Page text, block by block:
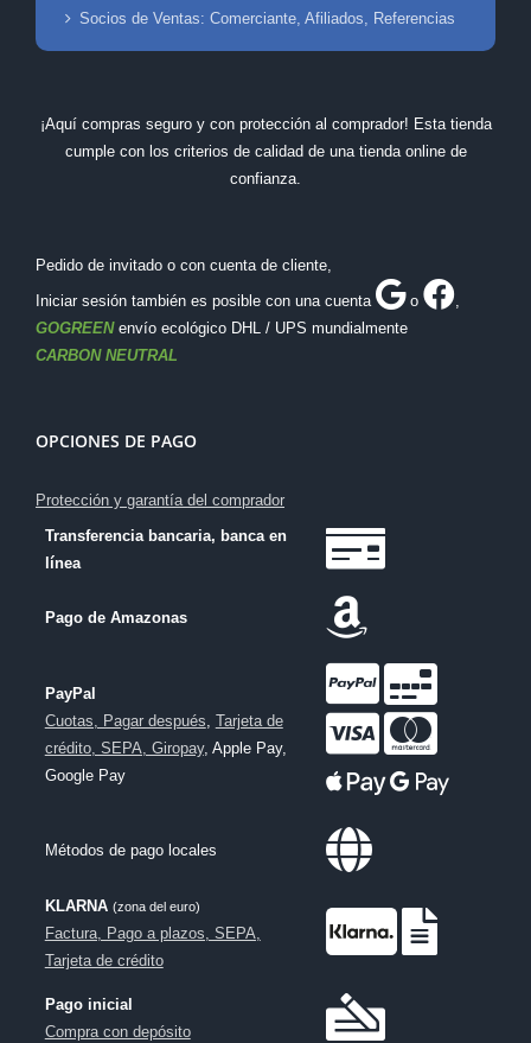
Socios de Ventas: Comerciante, Afiliados, Referencias
¡Aquí compras seguro y con protección al comprador! Esta tienda
cumple con los criterios de calidad de una tienda online de
confianza.
Pedido de invitado o con cuenta de cliente,
Iniciar sesión también es posible con una cuenta
o
,
GOGREENenvío ecológico DHL / UPS mundialmente
CARBON NEUTRAL
OPCIONES DE PAGO
Protección y garantía del comprador
Transferencia bancaria, banca en
línea
Pago de Amazonas
PayPal
Cuotas, Pagar después, Tarjeta de
crédito, SEPA, Giropay, Apple Pay,
Google Pay
Métodos de pago locales
KLARNA (zona del euro)
Factura, Pago a plazos, SEPA,
Tarjeta de crédito
Pago inicial
Compra con depósito